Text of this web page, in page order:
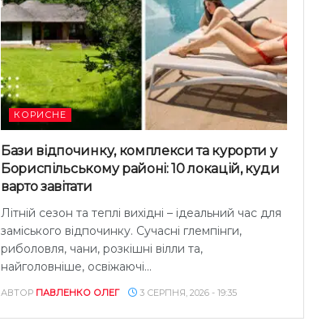
КОРИСНЕ
Бази відпочинку, комплекси та курорти у
Бориспільському районі: 10 локацій, куди
варто завітати
Літній сезон та теплі вихідні – ідеальний час для
заміського відпочинку. Сучасні глемпінги,
риболовля, чани, розкішні вілли та,
найголовніше, освіжаючі...
АВТОР ПАВЛЕНКО ОЛЕГ 3 СЕРПНЯ, 2026 - 19:35